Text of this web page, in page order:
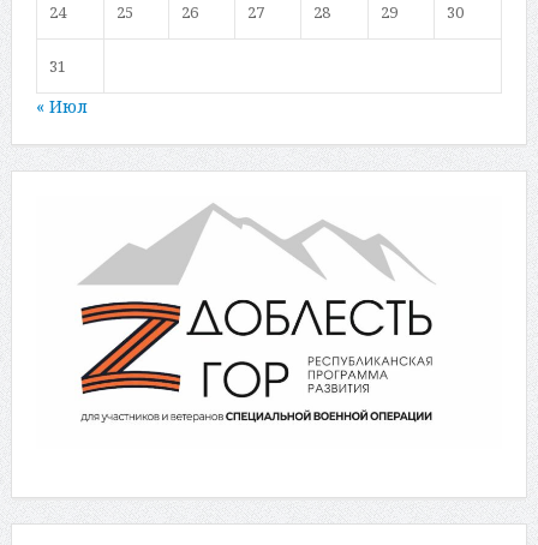
24 25 26 27 28 29 30
31
« Июл